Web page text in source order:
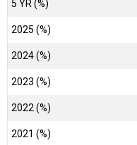
5 YR (%)
2025 (%)
2024 (%)
2023 (%)
2022 (%)
2021 (%)